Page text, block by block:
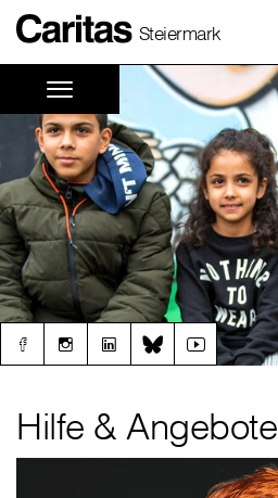
Steiermark
Hilfe & Angebote